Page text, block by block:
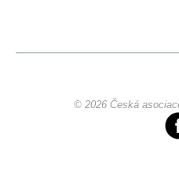
© 2026 Česká